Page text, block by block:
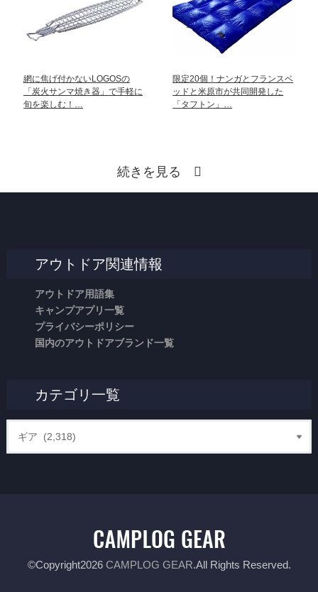
網に焦げ付かないLOGOSの
「炭火サンマ焼き器」で手軽に
旬を楽しむ！…
限定20個！ナンガとフランスベ
ッドと米原市が共同開発した
「タフトン」…
続きを見る
アウトドア関連情報
アウトドア用語集
キャンプアプリ一覧
プライバシーポリシー
国内のアウトドアブランド一覧
カテゴリ一覧
©Copyright2026 CAMPLOG GEAR.All Rights Reserved.